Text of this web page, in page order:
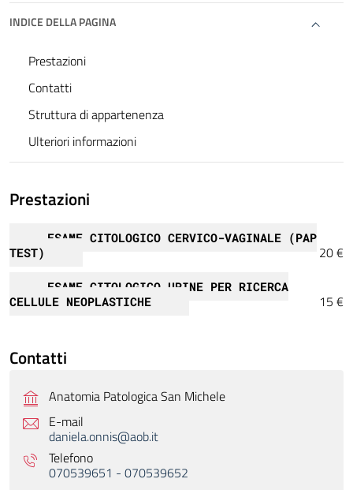
INDICE DELLA PAGINA
Prestazioni
Contatti
Struttura di appartenenza
Ulteriori informazioni
Prestazioni
ESAME CITOLOGICO CERVICO-VAGINALE (PAP
TEST)
20 €
ESAME CITOLOGICO URINE PER RICERCA
CELLULE NEOPLASTICHE
15 €
Contatti
Anatomia Patologica San Michele
E-mail
daniela.onnis@aob.it
Telefono
070539651 - 070539652